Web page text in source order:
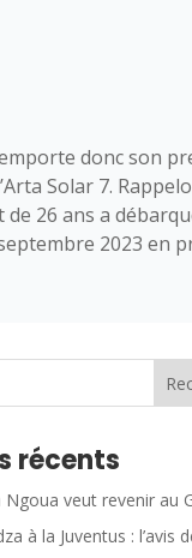
donc son
Solar 7.
26 ans a
2023 en
récents
Ngoua veut revenir au
à la Juventus : l’avis